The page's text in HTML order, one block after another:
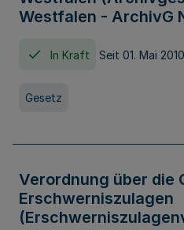
Westfalen - ArchivG
In Kraft Seit 01. Mai 2010
Gesetz
Verordnung über die
Erschwerniszulagen